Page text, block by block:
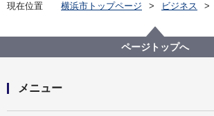
現在位置 横浜市トップページ
ビジネス
事業者の方へ（河川流域管理課）
ページトップへ
メニュー